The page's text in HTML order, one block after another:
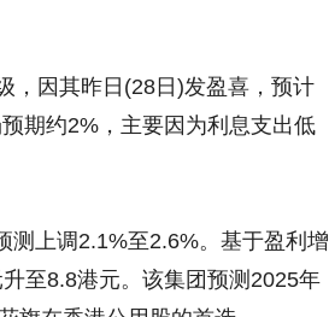
，因其昨日(28日)发盈喜，预计
期约2%，主要因为利息支出低
测上调2.1%至2.6%。基于盈利增
至8.8港元。该集团预测2025年